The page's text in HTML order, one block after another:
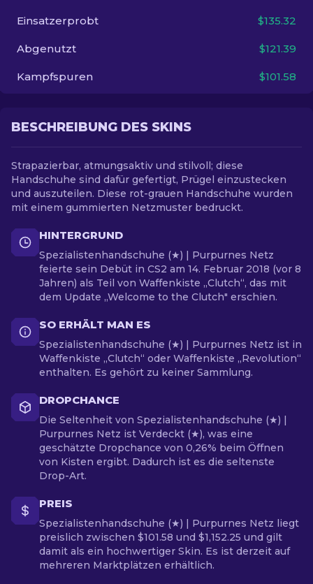
Einsatzerprobt $135.32
Abgenutzt $121.39
Kampfspuren $101.58
BESCHREIBUNG DES SKINS
Strapazierbar, atmungsaktiv und stilvoll; diese
Handschuhe sind dafür gefertigt, Prügel einzustecken
und auszuteilen. Diese rot-grauen Handschuhe wurden
mit einem gummierten Netzmuster bedruckt.
HINTERGRUND
Spezialistenhandschuhe (★) | Purpurnes Netz
feierte sein Debüt in CS2 am 14. Februar 2018 (vor 8
Jahren) als Teil von Waffenkiste „Clutch“, das mit
dem Update „Welcome to the Clutch" erschien.
SO ERHÄLT MAN ES
Spezialistenhandschuhe (★) | Purpurnes Netz ist in
Waffenkiste „Clutch“ oder Waffenkiste „Revolution“
enthalten. Es gehört zu keiner Sammlung.
DROPCHANCE
Die Seltenheit von Spezialistenhandschuhe (★) |
Purpurnes Netz ist Verdeckt (★), was eine
geschätzte Dropchance von 0,26% beim Öffnen
von Kisten ergibt. Dadurch ist es die seltenste
Drop-Art.
PREIS
Spezialistenhandschuhe (★) | Purpurnes Netz liegt
preislich zwischen $101.58 und $1,152.25 und gilt
damit als ein hochwertiger Skin. Es ist derzeit auf
mehreren Marktplätzen erhältlich.